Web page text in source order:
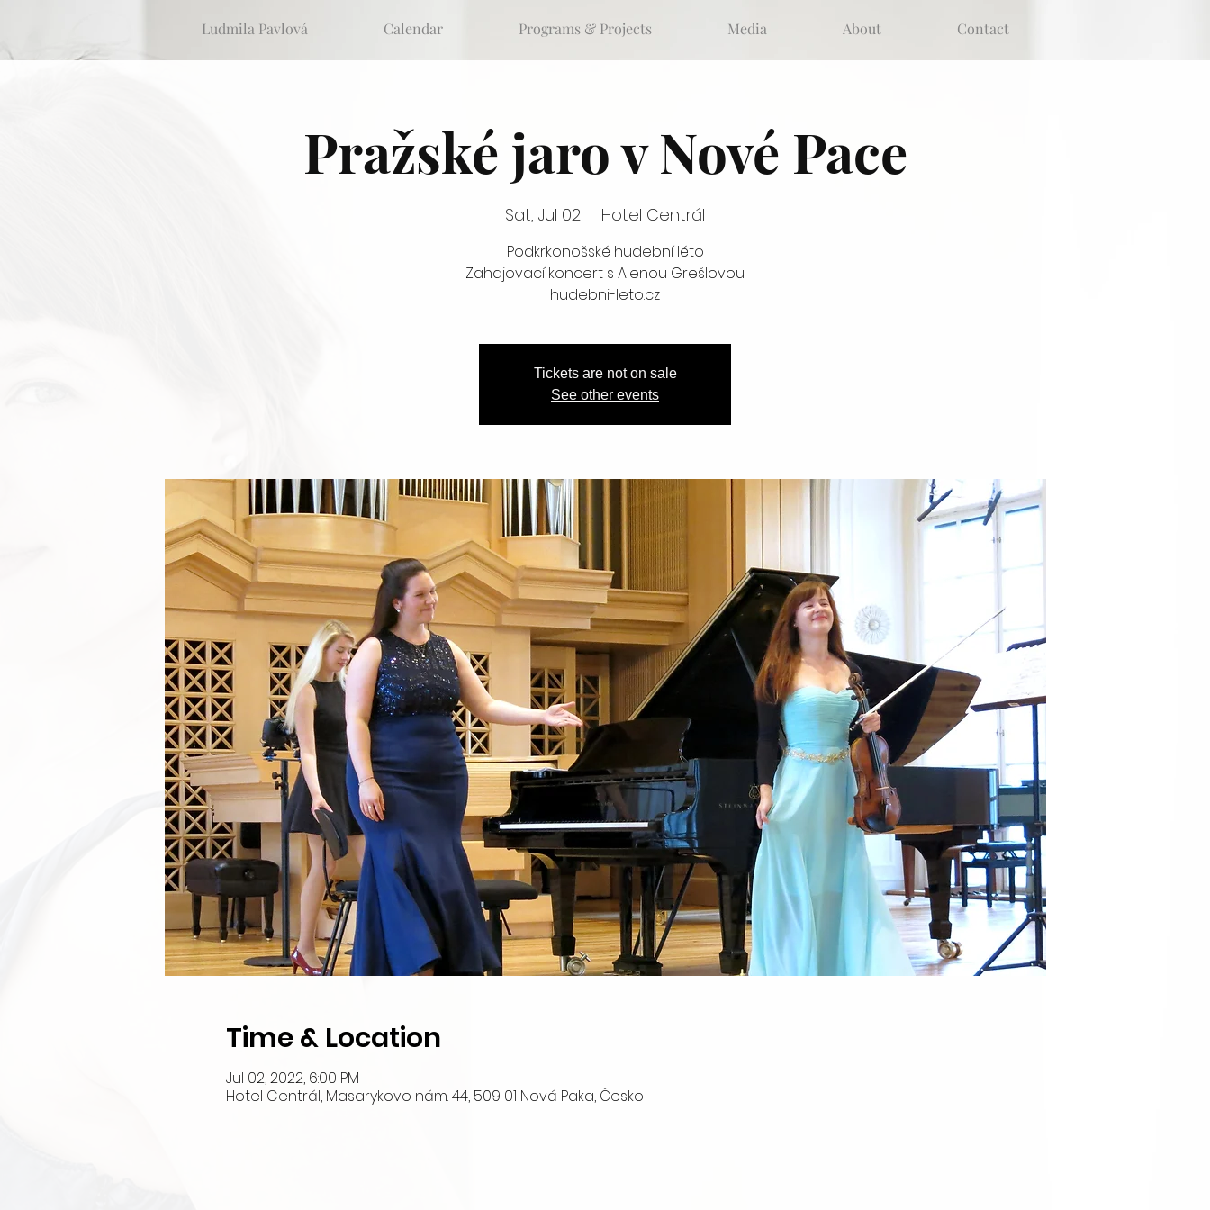
Ludmila Pavlová Calendar Programs & Projects Media About Contact
Pražské jaro v Nové Pace
Sat, Jul 02
  |
Hotel Centrál
Podkrkonošské hudební léto
Zahajovací koncert s Alenou Grešlovou
hudebni-leto.cz
Tickets are not on sale
See other events
Time & Location
Jul 02, 2022, 6:00 PM
Hotel Centrál, Masarykovo nám. 44, 509 01 Nová Paka, Česko